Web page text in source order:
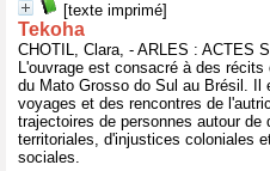
[texte imprimé]
Tekoha
CHOTIL, Clara, - ARLES : ACTES
L'ouvrage est consacré à des récits
du Mato Grosso do Sul au Brésil. Il
voyages et des rencontres de
trajectoires de personnes autour de
territoriales, d'injustices coloniales
sociales.